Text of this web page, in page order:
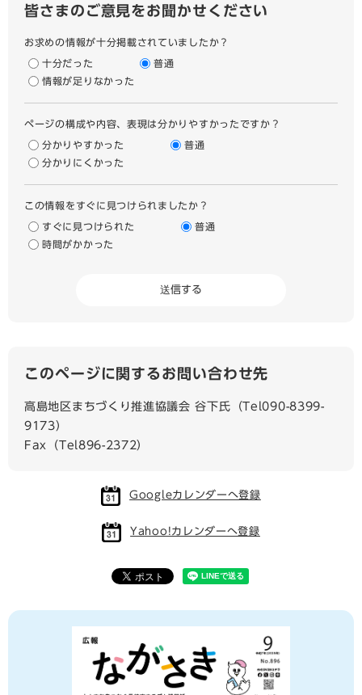
皆さまのご意見をお聞かせください
お求めの情報が十分掲載されていましたか？
十分だった
普通
情報が足りなかった
ページの構成や内容、表現は分かりやすかったですか？
分かりやすかった
普通
分かりにくかった
この情報をすぐに見つけられましたか？
すぐに見つけられた
普通
時間がかかった
このページに関するお問い合わせ先
高島地区まちづくり推進協議会 谷下氏（Tel090-8399-
9173）
Fax（Tel896-2372）
Googleカレンダーへ登録
Yahoo!カレンダーへ登録